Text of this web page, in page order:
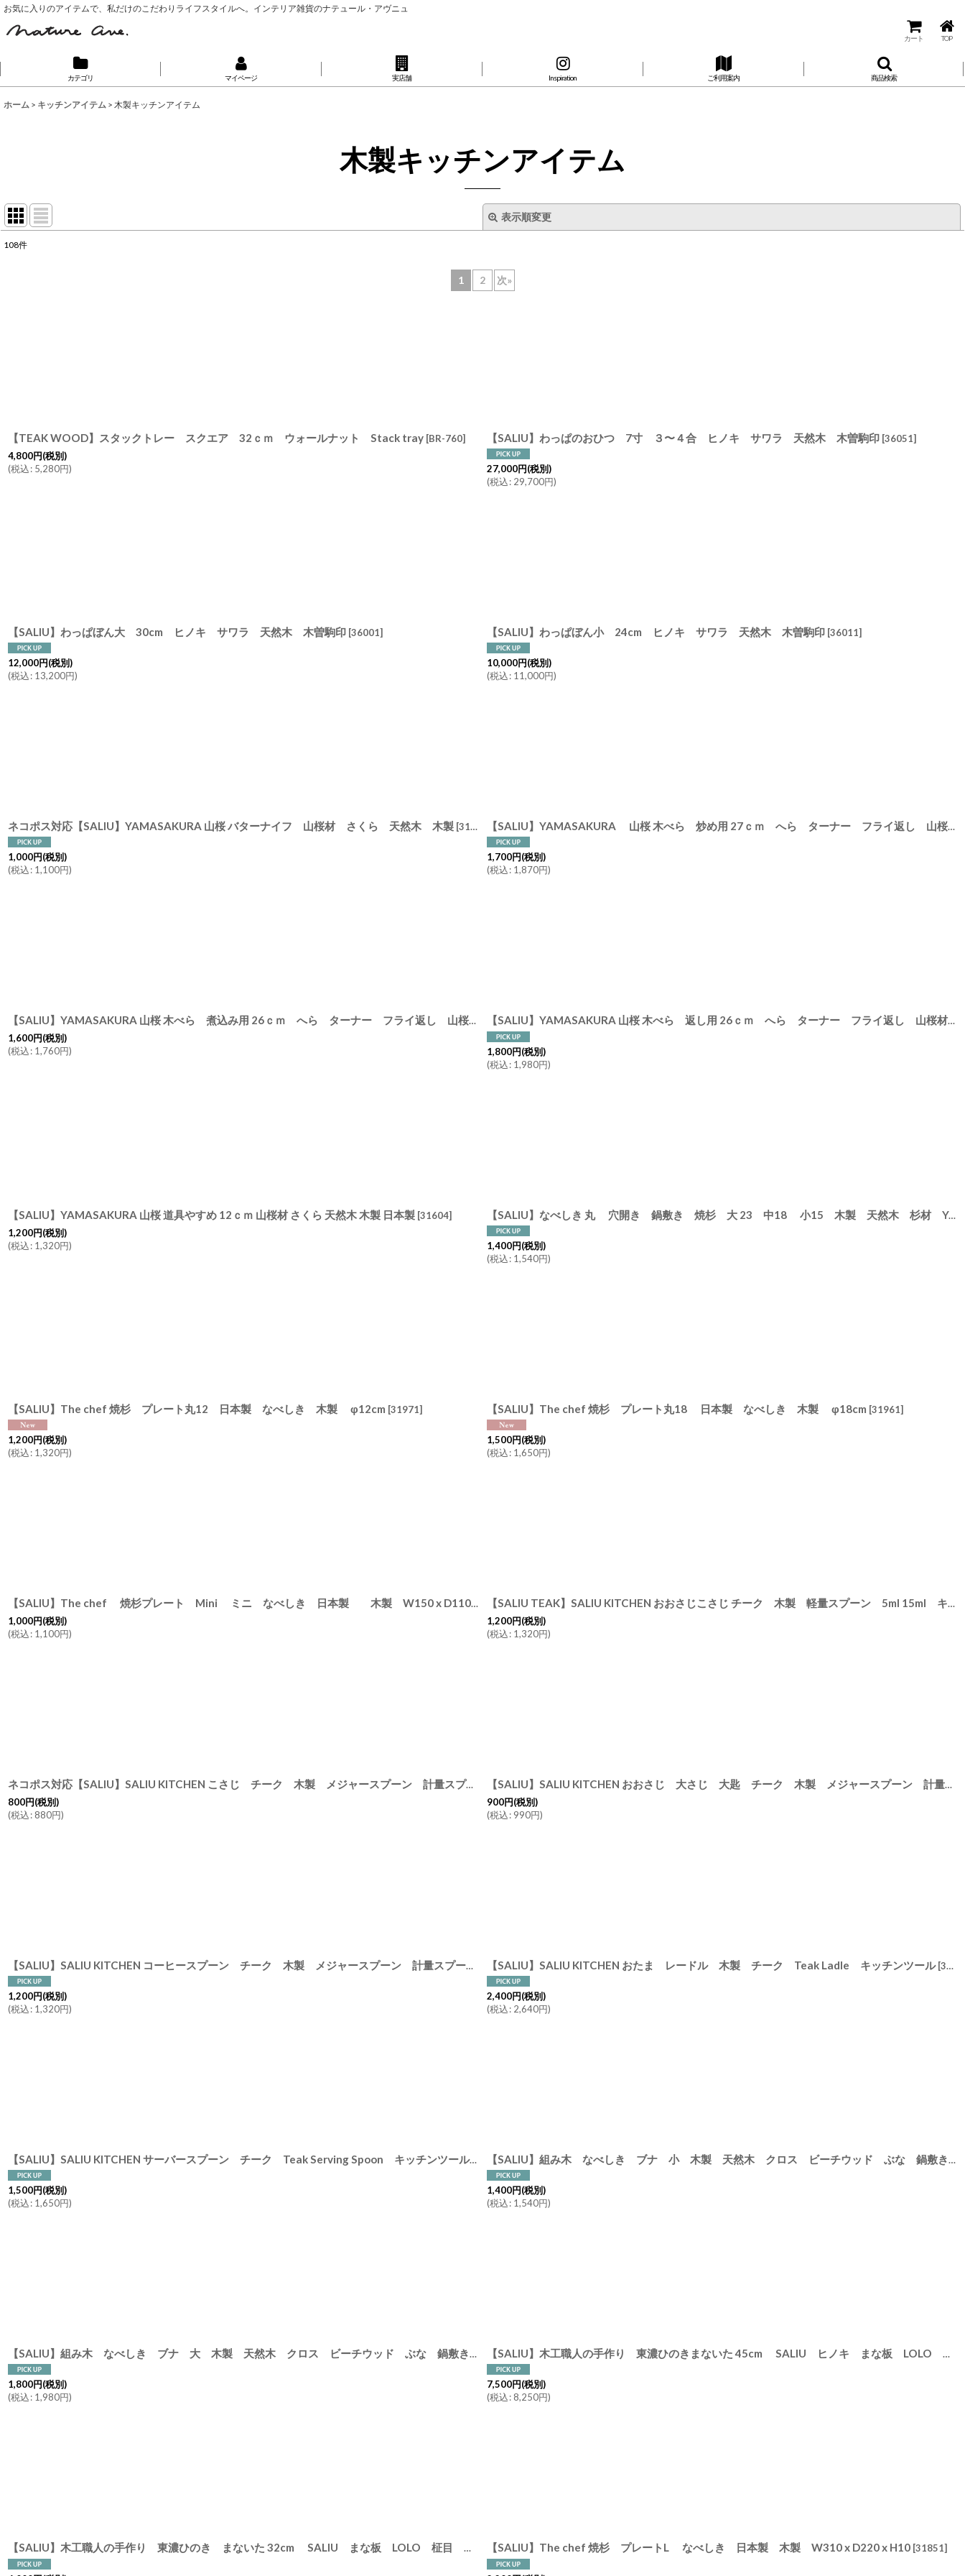
お気に入りのアイテムで、私だけのこだわりライフスタイルへ。インテリア雑貨のナテュール・アヴニュ
カート TOP
カテゴリ マイページ 実店舗 Inspiration ご利用案内 商品検索
ホーム > キッチンアイテム > 木製キッチンアイテム
木製キッチンアイテム
表示順変更
108件
1 2 次»
【TEAK WOOD】スタックトレー スクエア 32ｃｍ ウォールナット Stack tray [BR-760]
4,800円(税別)
(税込: 5,280円)
【SALIU】わっぱのおひつ 7寸 ３〜４合 ヒノキ サワラ 天然木 木曽駒印 [36051]
27,000円(税別)
(税込: 29,700円)
【SALIU】わっぱぼん大 30cm ヒノキ サワラ 天然木 木曽駒印 [36001]
12,000円(税別)
(税込: 13,200円)
【SALIU】わっぱぼん小 24cm ヒノキ サワラ 天然木 木曽駒印 [36011]
10,000円(税別)
(税込: 11,000円)
ネコポス対応【SALIU】YAMASAKURA 山桜 バターナイフ 山桜材 さくら 天然木 木製 [31681
1,000円(税別)
(税込: 1,100円)
【SALIU】YAMASAKURA 山桜 木べら 炒め用 27ｃｍ へら ターナー フライ返し 山桜材 さくら 天然木 木製 日本製 ロロ LOLO
1,700円(税別)
(税込: 1,870円)
【SALIU】YAMASAKURA 山桜 木べら 煮込み用 26ｃｍ へら ターナー フライ返し 山桜材 さくら 天然木 木製 日本製 ロロ LOLO [ 31606]
1,600円(税別)
(税込: 1,760円)
【SALIU】YAMASAKURA 山桜 木べら 返し用 26ｃｍ へら ターナー フライ返し 山桜材 さくら 天然木 木製 日本製
1,800円(税別)
(税込: 1,980円)
【SALIU】YAMASAKURA 山桜 道具やすめ 12ｃｍ 山桜材 さくら 天然木 木製 日本製 [31604]
1,200円(税別)
(税込: 1,320円)
【SALIU】なべしき 丸 穴開き 鍋敷き 焼杉 大 23 中18 小15 木製 天然木 杉材 YAKISUGI PLATE
1,400円(税別)
(税込: 1,540円)
【SALIU】The chef 焼杉 プレート丸12 日本製 なべしき 木製 φ12cm [31971]
1,200円(税別)
(税込: 1,320円)
【SALIU】The chef 焼杉 プレート丸18 日本製 なべしき 木製 φ18cm [31961]
1,500円(税別)
(税込: 1,650円)
【SALIU】The chef 焼杉プレート Mini ミニ なべしき 日本製 木製 W150 x D110 x H10 OCN [31871
1,000円(税別)
(税込: 1,100円)
【SALIU TEAK】SALIU KITCHEN おおさじこさじ チーク 木製 軽量スプーン 5ml 15ml キッチンツール
1,200円(税別)
(税込: 1,320円)
ネコポス対応【SALIU】SALIU KITCHEN こさじ チーク 木製 メジャースプーン 計量スプーン 小さじ キッチンツール 31041]
800円(税別)
(税込: 880円)
【SALIU】SALIU KITCHEN おおさじ 大さじ 大匙 チーク 木製 メジャースプーン 計量スプーン Teak Table Spoon キッチンツール LOLO
900円(税別)
(税込: 990円)
【SALIU】SALIU KITCHEN コーヒースプーン チーク 木製 メジャースプーン 計量スプーン Teak Coffee Spoon LOLO おおさじこさじ キッチンツール [31051]
1,200円(税別)
(税込: 1,320円)
【SALIU】SALIU KITCHEN おたま レードル 木製 チーク Teak Ladle キッチンツール [31121
2,400円(税別)
(税込: 2,640円)
【SALIU】SALIU KITCHEN サーバースプーン チーク Teak Serving Spoon キッチンツール
[31131]
1,500円(税別)
(税込: 1,650円)
【SALIU】組み木 なべしき ブナ 小 木製 天然木 クロス ビーチウッド ぶな 鍋敷き
[
1,400円(税別)
(税込: 1,540円)
【SALIU】組み木 なべしき ブナ 大 木製 天然木 クロス ビーチウッド ぶな 鍋敷き
[31201]
1,800円(税別)
(税込: 1,980円)
【SALIU】木工職人の手作り 東濃ひのきまないた 45cm SALIU ヒノキ まな板 LOLO 柾目 日本製
7,500円(税別)
(税込: 8,250円)
【SALIU】木工職人の手作り 東濃ひのき まないた 32cm SALIU まな板 LOLO 柾目 日本製 ヒノキ [36111]
【SALIU】The chef 焼杉 プレートL なべしき 日本製 木製 W310 x D220 x H10 [31851]